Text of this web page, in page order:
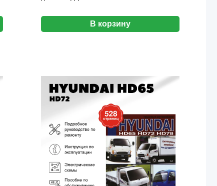
В корзину